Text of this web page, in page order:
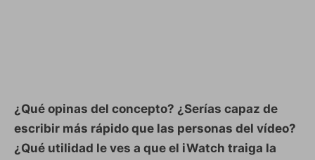
¿Qué opinas del concepto? ¿Serías capaz de
escribir más rápido que las personas del vídeo?
¿Qué utilidad le ves a que el iWatch traiga la